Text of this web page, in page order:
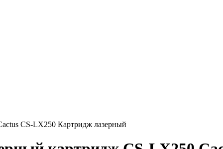
CS-LX250 Картридж лазерный